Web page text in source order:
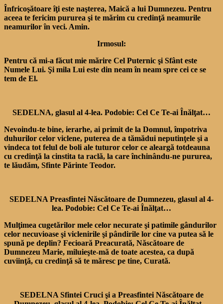
Înfricoşătoare îţi este naşterea, Maică a lui Dumnezeu. Pentru
aceea te fericim pururea şi te mărim cu credinţă neamurile
neamurilor în veci. Amin.
Irmosul:
Pentru că mi-a făcut mie mărire Cel Puternic şi Sfânt este
Numele Lui. Şi mila Lui este din neam în neam spre cei ce se
tem de El.
SEDELNA, glasul al 4-lea. Podobie: Cel Ce Te-ai Înălţat…
Nevoindu-te bine, ierarhe, ai primit de la Domnul, împotriva
duhurilor celor viclene, puterea de a tămădui neputinţele şi a
vindeca tot felul de boli ale tuturor celor ce aleargă tot­deauna
cu credinţă la cinstita ta raclă, la care închinându-ne pururea,
te lăudăm, Sfinte Părinte Teodor.
SEDELNA Preasfintei Născătoare de Dumnezeu, glasul al 4-
lea. Podobie: Cel Ce Te-ai Înălţat…
Mulţimea cugetărilor mele celor necurate şi patimile gândurilor
celor necuvioase şi viclenirile şi pândirile lor cine va putea să le
spună pe deplin? Fecioară Prea­curată, Născătoare de
Dumnezeu Marie, miluieşte-mă de toate acestea, ca după
cuviinţă, cu credinţă să te măresc pe tine, Curată.
SEDELNA Sfintei Cruci şi a Preasfintei Născătoare de